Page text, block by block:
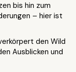
bis hin zum
– hier ist
den Wild
Ausblicken und